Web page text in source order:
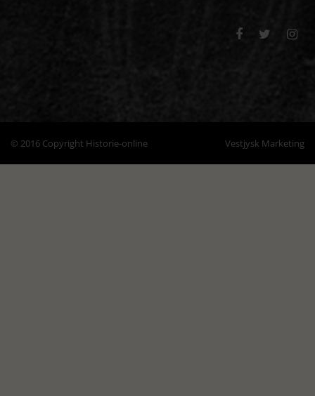
  
© 2016 Copyright Historie-online Vestjysk Marketing